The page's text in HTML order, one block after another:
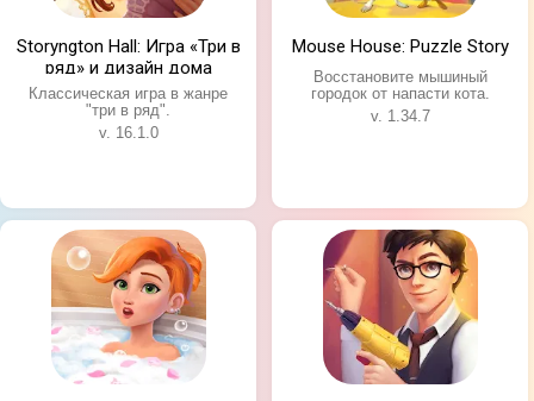
Storyngton Hall: Игра «Три в
ряд» и дизайн дома
Классическая игра в жанре
"три в ряд".
v. 16.1.0
Mouse House: Puzzle Story
Восстановите мышиный
городок от напасти кота.
v. 1.34.7